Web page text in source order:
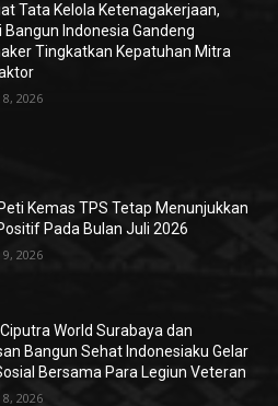
Tata Kelola Ketenagakerjaan,
Bangun Indonesia Gandeng
Tingkatkan Kepatuhan Mitra
2026
Kemas TPS Tetap Menunjukkan
Pada Bulan Juli 2026
2026
World Surabaya dan
Bangun Sehat Indonesiaku Gelar
Bersama Para Legiun Veteran
2026